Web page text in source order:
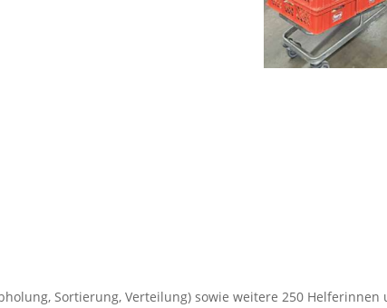
Sortierung, Verteilung) sowie weitere 250 Helferinnen